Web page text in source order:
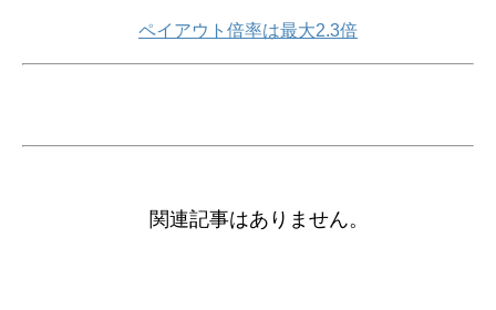
ペイアウト倍率は最大2.3倍
関連記事はありません。